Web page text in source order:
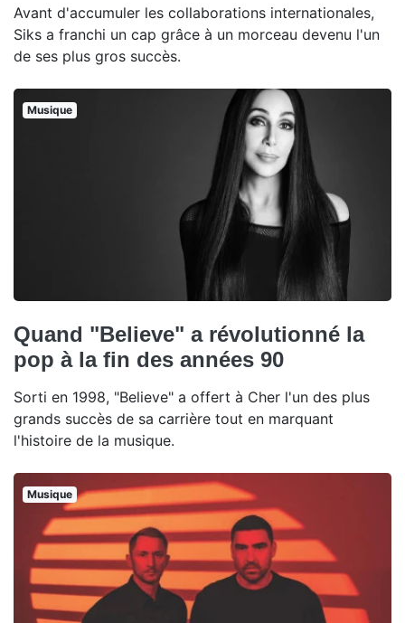
Avant d'accumuler les collaborations internationales,
Siks a franchi un cap grâce à un morceau devenu l'un
de ses plus gros succès.
Musique
Quand "Believe" a révolutionné la
pop à la fin des années 90
Sorti en 1998, "Believe" a offert à Cher l'un des plus
grands succès de sa carrière tout en marquant
l'histoire de la musique.
Musique